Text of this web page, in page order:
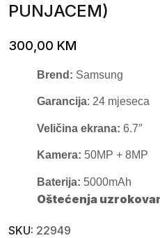
PUNJACEM)
300,00 KM
Brend: Samsung
Garancija: 24 mjeseca
Veličina ekrana: 6.7″
Kamera: 50MP + 8MP
Baterija: 5000mAh
Oštećenja
SKU: 22949